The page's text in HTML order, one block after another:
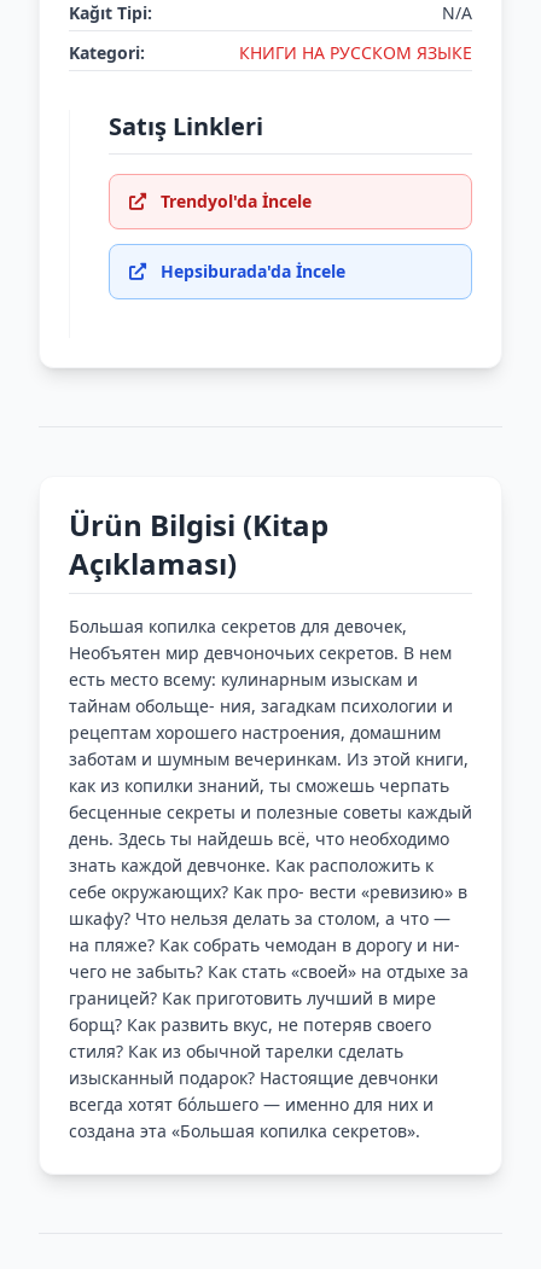
Kağıt Tipi:
N/A
Kategori:
КНИГИ НА РУССКОМ ЯЗЫКЕ
Satış Linkleri
Trendyol'da İncele
Hepsiburada'da İncele
Ürün Bilgisi (Kitap
Açıklaması)
Большая копилка секретов для девочек,
Необъятен мир девчоночьих секретов. В нем
есть место всему: кулинарным изыскам и
тайнам обольще- ния, загадкам психологии и
рецептам хорошего настроения, домашним
заботам и шумным вечеринкам. Из этой книги,
как из копилки знаний, ты сможешь черпать
бесценные секреты и полезные советы каждый
день. Здесь ты найдешь всё, что необходимо
знать каждой девчонке. Как расположить к
себе окружающих? Как про- вести «ревизию» в
шкафу? Что нельзя делать за столом, а что —
на пляже? Как собрать чемодан в дорогу и ни-
чего не забыть? Как стать «своей» на отдыхе за
границей? Как приготовить лучший в мире
борщ? Как развить вкус, не потеряв своего
стиля? Как из обычной тарелки сделать
изысканный подарок? Настоящие девчонки
всегда хотят бóльшего — именно для них и
создана эта «Большая копилка секретов».